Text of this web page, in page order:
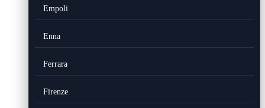
Empoli
Enna
Ferrara
Firenze